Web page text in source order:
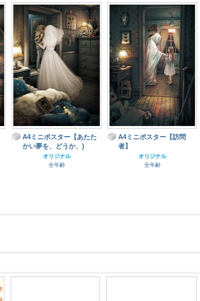
A4ミニポスター【あたた
かい夢を、どうか、)
オリジナル
全年齢
A4ミニポスター【訪問
者】
オリジナル
全年齢